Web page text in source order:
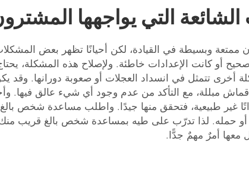
التي يواجهها
ممتعة وبسيطة في القيادة، لكن أحيانًا تظهر بعض
صحيح أو كانت الإعدادات خاطئة. ولإصلاح هذه المشكلة،
أخرى تتمثل في انسداد العجلات أو صعوبة دورانها. وقد
مبللة، مع التأكد من عدم وجود أي شيء عالق فيها.
غير طبيعية، فتحقق منها جيدًا. واطلب مساعدة شخص بالغ
حمله. لذا تدرّب على طيه بمساعدة شخص بالغ قريب
معها أمرٌ مهمٌ جدًّا.